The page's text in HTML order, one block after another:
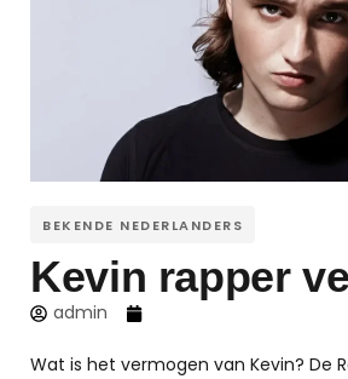
BEKENDE NEDERLANDERS
Kevin rapper
admin
Wat is het vermogen van Kevin? De